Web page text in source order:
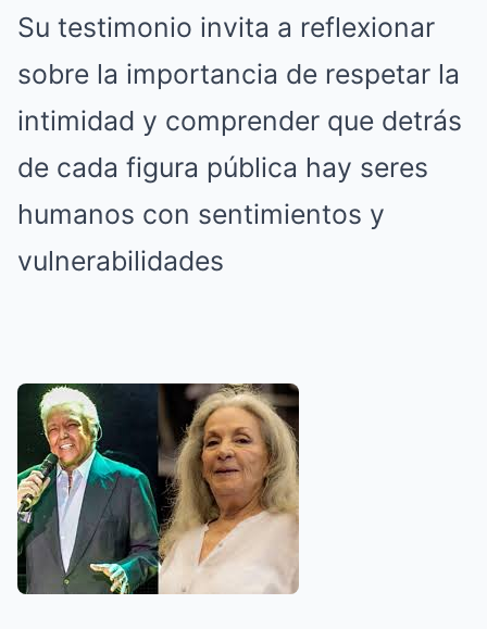
Su testimonio invita a reflexionar
sobre la importancia de respetar la
intimidad y comprender que detrás
de cada figura pública hay seres
humanos con sentimientos y
vulnerabilidades